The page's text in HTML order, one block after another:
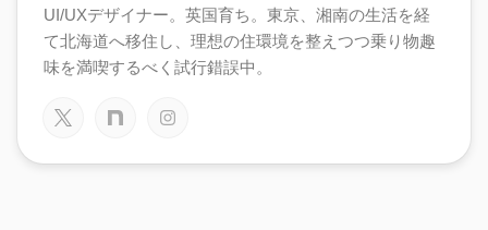
UI/UXデザイナー。英国育ち。東京、湘南の生活を経
て北海道へ移住し、理想の住環境を整えつつ乗り物趣
味を満喫するべく試行錯誤中。